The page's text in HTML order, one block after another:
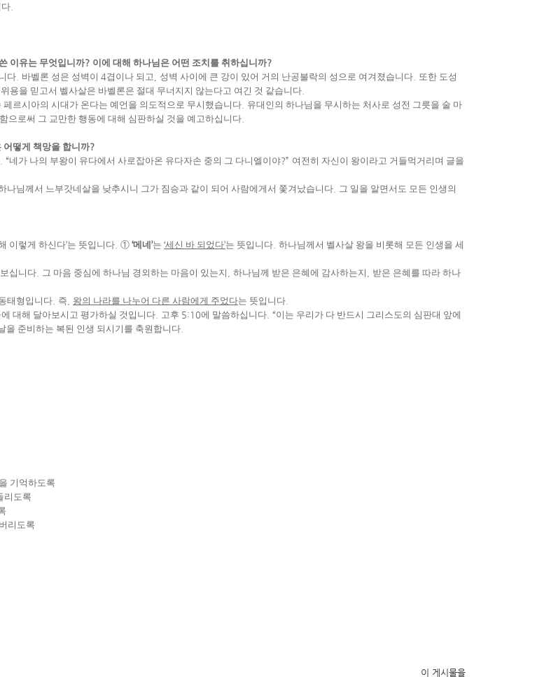
이유는 무엇입니까? 이에 대해 하나님은 어떤 조치를 취하십니까?
다 바벨론 성은 성벽이 4겹이나 되고 성벽 사이에 큰 강이 있어 거의 난공불락의 성으로 여겨졌습니다 또한 도성
용을 믿고서 벨사살은 바벨론은 절대 무너지지 않는다고 여긴 것 같습니다
페르시아의 시대가 온다는 예언을 의도적으로 무시했습니다 유대인의 하나님을 무시하는 처사로 성전 그릇을 술 마
으로써 그 교만한 행동에 대해 심판하실 것을 예고하십니다
어떻게 책망을 합니까?
. “네가 나의 부왕이 유다에서 사로잡아온 유다자손 중의 그 다니엘이야?” 여전히 자신이 왕이라고 거들먹거리며 글을
나님께서 느부갓네살을 낮추시니 그가 짐승과 같이 되어 사람에게서 쫓겨났습니다 그 일을 알면서도 모든 인생의
이렇게 하신다’는 뜻입니다 ① ‘메네 ’는 ‘세신 바 되었다’는 뜻입니다 하나님께서 벨사살 왕을 비롯해 모든 인생을 세
십니다 그 마음 중심에 하나님 경외하는 마음이 있는지 하나님께 받은 은혜에 감사하는지
받은 은혜를 따라 하나
태형입니다 즉 왕의 나라를 나누어 다른 사람에게 주었다는 뜻입니다
대해 달아보시고 평가하실 것입니다 고후 5:10에 말씀하십니다 . “이는 우리가 다 반드시 그리스도의 심판대 앞에
을 준비하는 복된 인생 되시기를 축원합니다
기억하도록
리도록
리도록
이 게시물을